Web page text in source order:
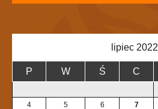
lipiec 2022
P W Ś C
4
5 6 7